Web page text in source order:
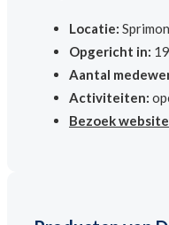
Locatie:
Opgericht in:
Aantal
Activiteiten:
Bezoek website